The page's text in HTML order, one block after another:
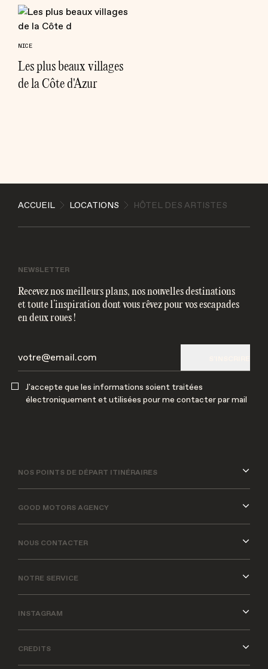
J'accepte que les informations soient traitées
NICE
Les plus beaux villages
de la Côte d'Azur
ACCUEIL LOCATIONS HÔTEL DES ARTISTES
NEWSLETTER
Recevez nos meilleurs plans, nos nouvelles destinations
et toute l’inspiration dont vous rêvez pour vos escapades
en deux roues !
J'accepte que les informations soient traitées
électroniquement et utilisées pour me contacter par mail
NOS POINTS DE DÉPART ITINÉRAIRES
GOOD MOTORS AGENCY
NOUS CONTACTER
NOTRE SERVICE
INSTAGRAM
CREDITS